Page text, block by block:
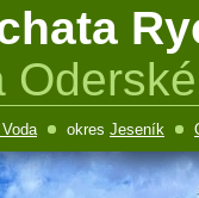
okres Jeseník